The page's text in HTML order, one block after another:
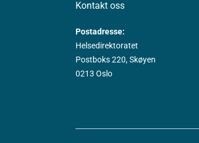
Kontakt oss
Postadresse:
Helsedirektoratet
Postboks 220, Skøyen
0213 Oslo